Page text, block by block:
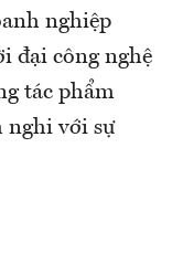
nghiệp
đại công nghệ
tác phẩm
nghi với sự